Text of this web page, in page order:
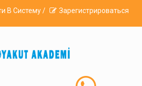
В Систему / Зарегистрироваться